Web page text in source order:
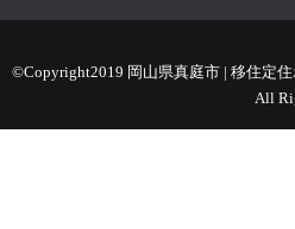
©Copyright2019 岡山県真庭市 | 移住定
All